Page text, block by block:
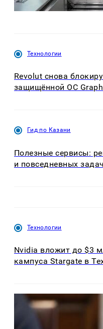
Технологии
Revolut снова
защищённой ОС
Гид по Казани
Полезные сервисы:
и повседневных задач
Технологии
Nvidia вложит до $3
кампуса Stargate в